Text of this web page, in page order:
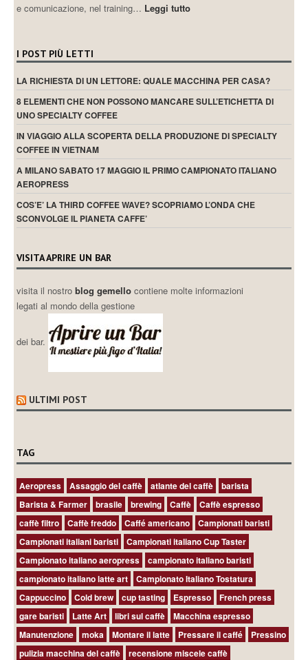
e comunicazione, nel training… Leggi tutto
I POST PIÙ LETTI
LA RICHIESTA DI UN LETTORE: QUALE MACCHINA PER CASA?
8 ELEMENTI CHE NON POSSONO MANCARE SULL’ETICHETTA DI
UNO SPECIALTY COFFEE
IN VIAGGIO ALLA SCOPERTA DELLA PRODUZIONE DI SPECIALTY
COFFEE IN VIETNAM
A MILANO SABATO 17 MAGGIO IL PRIMO CAMPIONATO ITALIANO
AEROPRESS
COS’E’ LA THIRD COFFEE WAVE? SCOPRIAMO L’ONDA CHE
SCONVOLGE IL PIANETA CAFFE’
VISITA APRIRE UN BAR
visita il nostroblog gemellocontiene molte informazioni
legati al mondo della gestione
dei bar.
ULTIMI POST
TAG
Aeropress Assaggio del caffè atlante del caffè
barista
Barista & Farmer
brasile brewing Caffè
Caffè espresso
caffè filtro
Caffè freddo Caffé americano
Campionati baristi
Campionati italiani baristi
Campionati italiano Cup Taster
Campionato italiano aeropress
campionato italiano baristi
campionato italiano latte art
Campionato Italiano Tostatura
Cappuccino
Cold brew cup tasting Espresso
French press
gare baristi
Latte Art libri sul caffè
Macchina espresso
Manutenzione
moka Montare il latte Pressare il caffé
Pressino
pulizia macchina del caffè
recensione miscele caffè